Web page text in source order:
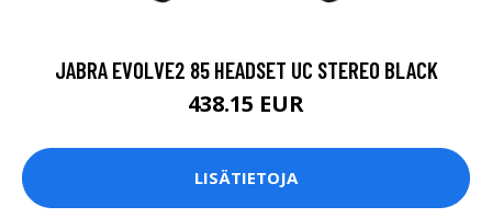
JABRA EVOLVE2 85 HEADSET UC STEREO BLACK
438.15 EUR
LISÄTIETOJA